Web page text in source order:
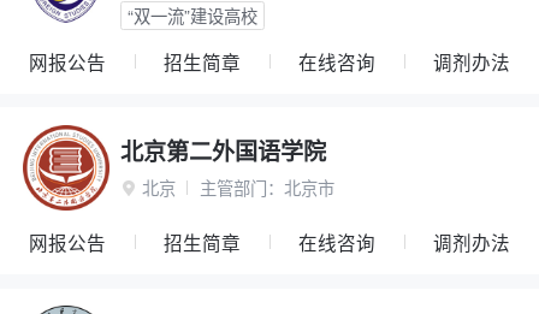
“双一流”建设高校
网报公告 招生简章 在线咨询 调剂办法
北京第二外国语学院
 北京 主管部门： 北京市
网报公告 招生简章 在线咨询 调剂办法